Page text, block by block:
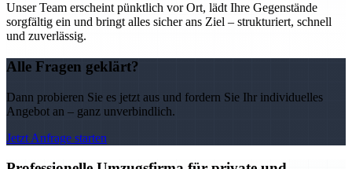
Unser Team erscheint pünktlich vor Ort, lädt Ihre Gegenstände
sorgfältig ein und bringt alles sicher ans Ziel – strukturiert, schnell
und zuverlässig.
Alle Fragen geklärt?
Dann probieren Sie es jetzt aus und fordern Sie Ihr individuelles
Angebot an – ganz unverbindlich.
Jetzt Anfrage starten